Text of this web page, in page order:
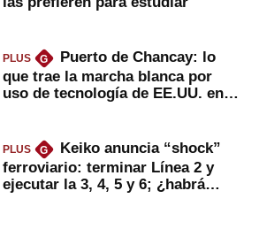
PLUS G
Puerto de Chancay: lo
que trae la marcha blanca por
uso de tecnología de EE.UU. en
PLUS G
Keiko anuncia “shock”
ferroviario: terminar Línea 2 y
ejecutar la 3, 4, 5 y 6; ¿habrá